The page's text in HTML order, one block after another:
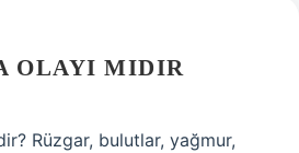
OLAYI MIDIR
Rüzgar, bulutlar, yağmur,